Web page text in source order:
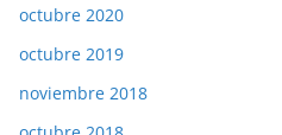
octubre 2020
octubre 2019
noviembre 2018